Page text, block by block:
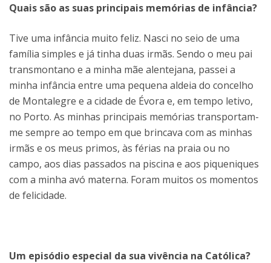
Quais são as suas principais memórias de infância?
Tive uma infância muito feliz. Nasci no seio de uma
família simples e já tinha duas irmãs. Sendo o meu pai
transmontano e a minha mãe alentejana, passei a
minha infância entre uma pequena aldeia do concelho
de Montalegre e a cidade de Évora e, em tempo letivo,
no Porto. As minhas principais memórias transportam-
me sempre ao tempo em que brincava com as minhas
irmãs e os meus primos, às férias na praia ou no
campo, aos dias passados na piscina e aos piqueniques
com a minha avó materna. Foram muitos os momentos
de felicidade.
Um episódio especial da sua vivência na Católica?